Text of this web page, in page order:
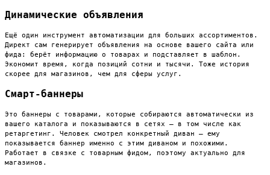
Динамические объявления
Ещё один инструмент автоматизации для больших ассортиментов.
Директ сам генерирует объявления на основе вашего сайта или
фида: берёт информацию о товарах и подставляет в шаблон.
Экономит время, когда позиций сотни и тысячи. Тоже история
скорее для магазинов, чем для сферы услуг.
Смарт-баннеры
Это баннеры с товарами, которые собираются автоматически из
вашего каталога и показываются в сетях — в том числе как
ретаргетинг. Человек смотрел конкретный диван — ему
показывается баннер именно с этим диваном и похожими.
Работает в связке с товарным фидом, поэтому актуально для
магазинов.